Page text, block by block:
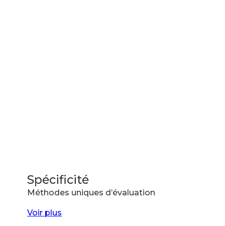
Spécificité
Méthodes uniques d’évaluation
Voir plus